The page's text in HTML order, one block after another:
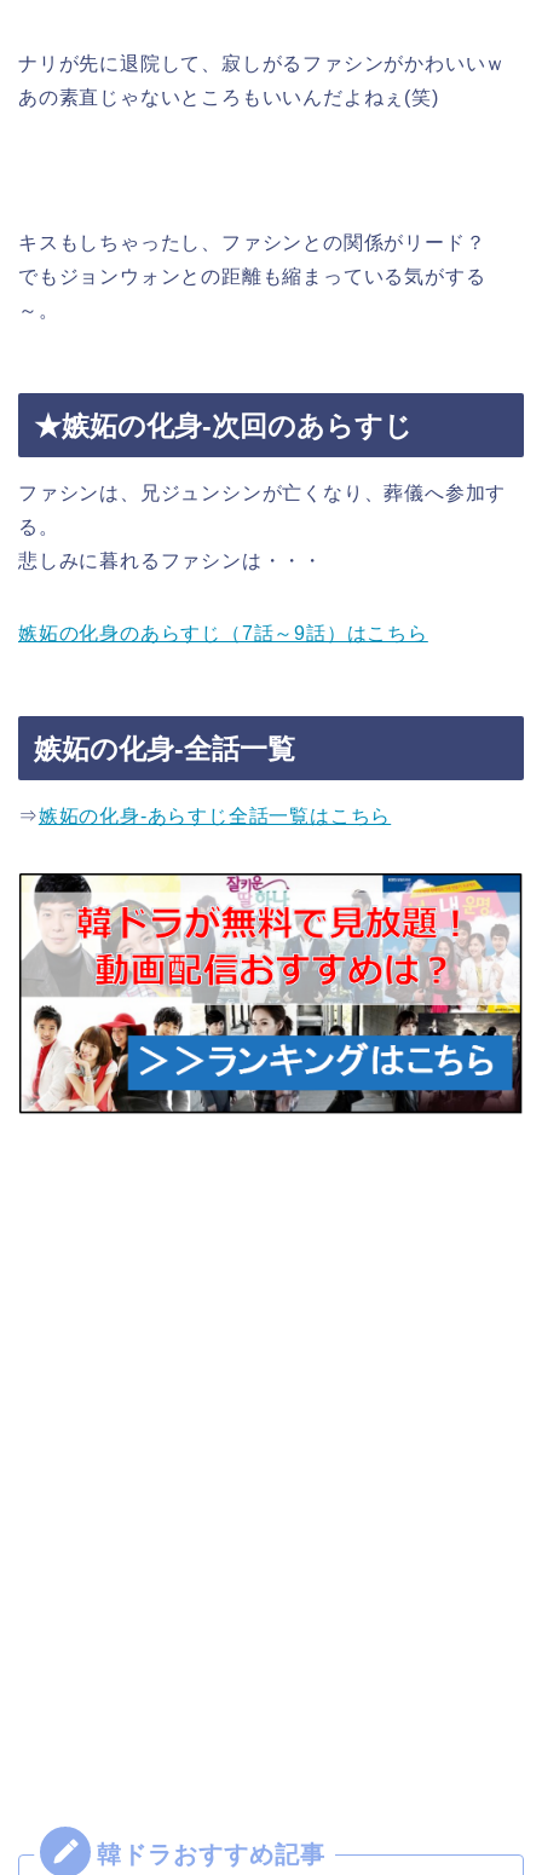
ナリが先に退院して、寂しがるファシンがかわいいｗ
あの素直じゃないところもいいんだよねぇ(笑)
キスもしちゃったし、ファシンとの関係がリード？
でもジョンウォンとの距離も縮まっている気がする
～。
★嫉妬の化身-次回のあらすじ
ファシンは、兄ジュンシンが亡くなり、葬儀へ参加す
る。
悲しみに暮れるファシンは・・・
嫉妬の化身のあらすじ（7話～9話）はこちら
嫉妬の化身-全話一覧
⇒嫉妬の化身-あらすじ全話一覧はこちら